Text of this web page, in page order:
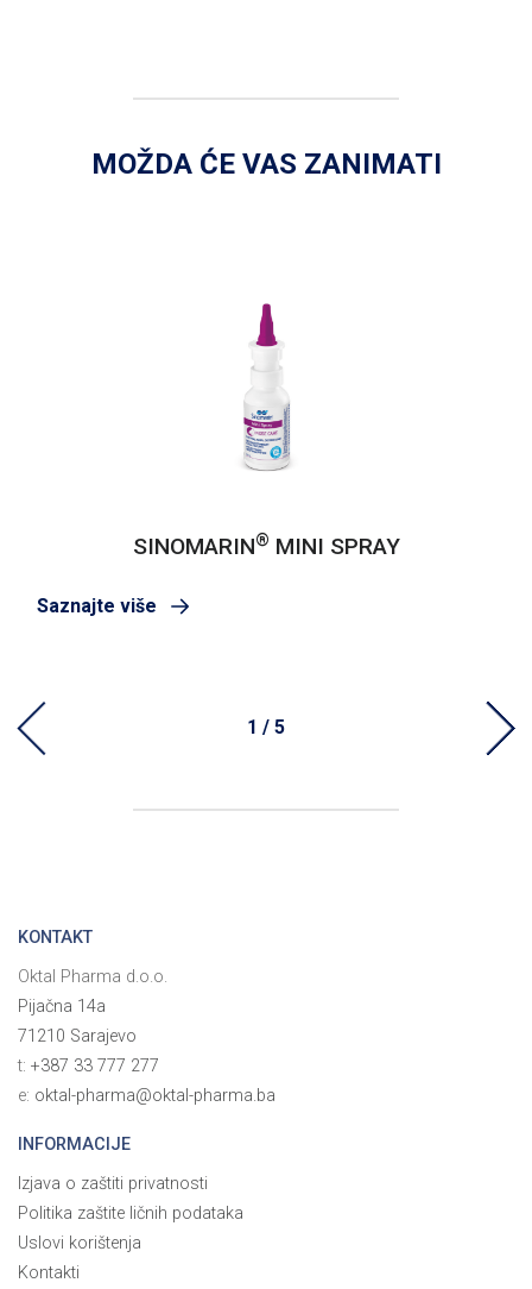
MOŽDA ĆE VAS ZANIMATI
SINOMARIN® MINI SPRAY
Saznajte više
1 / 5
KONTAKT
Oktal Pharma d.o.o.
Pijačna 14a
71210 Sarajevo
t: +387 33 777 277
e: oktal-pharma@oktal-pharma.ba
INFORMACIJE
Izjava o zaštiti privatnosti
Politika zaštite ličnih podataka
Uslovi korištenja
Kontakti